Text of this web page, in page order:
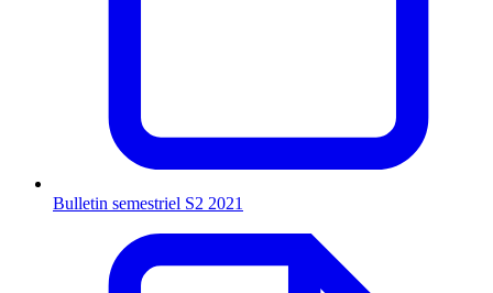
Bulletin semestriel S2 2021